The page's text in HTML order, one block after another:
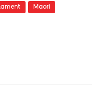
Maori